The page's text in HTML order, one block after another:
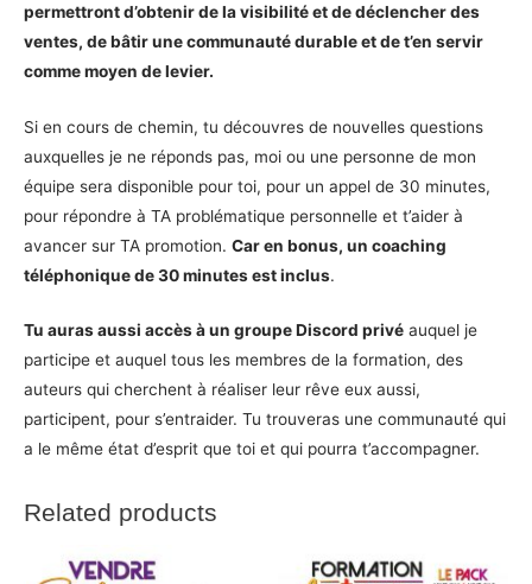
permettront d’obtenir de la visibilité et de déclencher des
ventes, de bâtir une communauté durable et de t’en servir
comme moyen de levier.
Si en cours de chemin, tu découvres de nouvelles questions
auxquelles je ne réponds pas, moi ou une personne de mon
équipe sera disponible pour toi, pour un appel de 30 minutes,
pour répondre à TA problématique personnelle et t’aider à
avancer sur TA promotion. Car en bonus, un coaching
téléphonique de 30 minutes est inclus.
Tu auras aussi accès à un groupe Discord privé auquel je
participe et auquel tous les membres de la formation, des
auteurs qui cherchent à réaliser leur rêve eux aussi,
participent, pour s’entraider. Tu trouveras une communauté qui
a le même état d’esprit que toi et qui pourra t’accompagner.
Related products